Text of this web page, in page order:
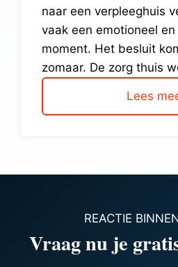
naar een verpleeghuis
vaak een emotioneel
moment. Het besluit
zomaar. De zorg thuis
Lees
REACTIE
Vraag nu je